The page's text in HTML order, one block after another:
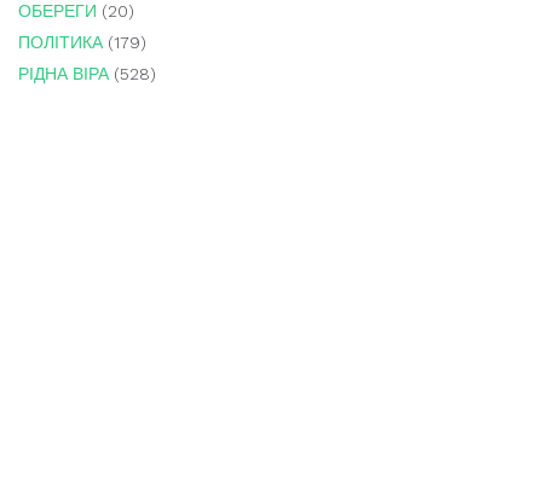
ОБЕРЕГИ (20)
ПОЛІТИКА(179)
РІДНА ВІРА(528)